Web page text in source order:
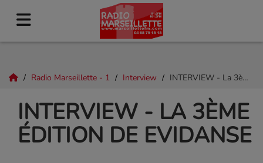
Radio Marseillette - 1 Interview INTERVIEW - La 3ème édition de Evidanse
INTERVIEW - LA 3ÈME
ÉDITION DE EVIDANSE